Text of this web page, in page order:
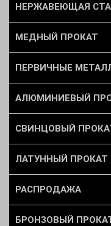
НЕРЖАВЕЮЩАЯ
МЕДНЫЙ ПРОКАТ
ПЕРВИЧНЫЕ
АЛЮМИНИЕВЫЙ
СВИНЦОВЫЙ
ЛАТУННЫЙ ПРОКАТ
РАСПРОДАЖА
БРОНЗОВЫЙ